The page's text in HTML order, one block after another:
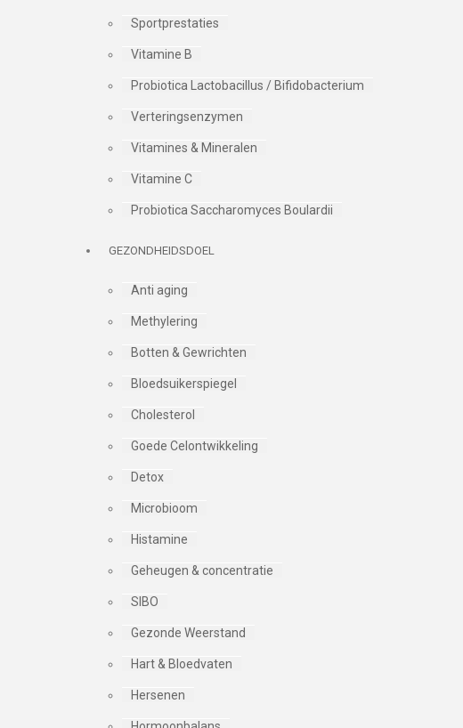
Sportprestaties
Vitamine B
Probiotica Lactobacillus / Bifidobacterium
Verteringsenzymen
Vitamines & Mineralen
Vitamine C
Probiotica Saccharomyces Boulardii
GEZONDHEIDSDOEL
Anti aging
Methylering
Botten & Gewrichten
Bloedsuikerspiegel
Cholesterol
Goede Celontwikkeling
Detox
Microbioom
Histamine
Geheugen & concentratie
SIBO
Gezonde Weerstand
Hart & Bloedvaten
Hersenen